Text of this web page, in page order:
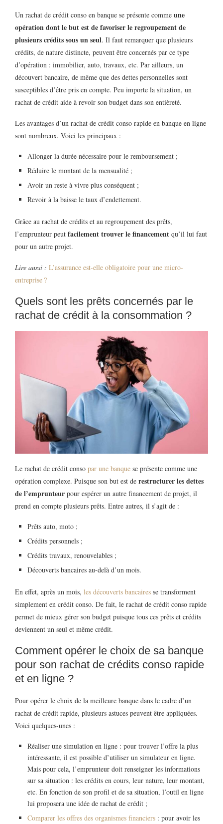
Un rachat de crédit conso en banque se présente comme une
opération dont le but est de favoriser le regroupement de
plusieurs crédits sous un seul. Il faut remarquer que plusieurs
crédits, de nature distincte, peuvent être concernés par ce type
d’opération : immobilier, auto, travaux, etc. Par ailleurs, un
découvert bancaire, de même que des dettes personnelles sont
susceptibles d’être pris en compte. Peu importe la situation, un
rachat de crédit aide à revoir son budget dans son entièreté.
Les avantages d’un rachat de crédit conso rapide en banque en ligne
sont nombreux. Voici les principaux :
Allonger la durée nécessaire pour le remboursement ;
Réduire le montant de la mensualité ;
Avoir un reste à vivre plus conséquent ;
Revoir à la baisse le taux d’endettement.
Grâce au rachat de crédits et au regroupement des prêts,
l’emprunteur peut facilement trouver le financement qu’il lui faut
pour un autre projet.
Lire aussi : L’assurance est-elle obligatoire pour une micro-
entreprise ?
Quels sont les prêts concernés par le
rachat de crédit à la consommation ?
Le rachat de crédit conso par une banque se présente comme une
opération complexe. Puisque son but est de restructurer les dettes
de l’emprunteur pour espérer un autre financement de projet, il
prend en compte plusieurs prêts. Entre autres, il s’agit de :
Prêts auto, moto ;
Crédits personnels ;
Crédits travaux, renouvelables ;
Découverts bancaires au-delà d’un mois.
En effet, après un mois, les découverts bancaires se transforment
simplement en crédit conso. De fait, le rachat de crédit conso rapide
permet de mieux gérer son budget puisque tous ces prêts et crédits
deviennent un seul et même crédit.
Comment opérer le choix de sa banque
pour son rachat de crédits conso rapide
et en ligne ?
Pour opérer le choix de la meilleure banque dans le cadre d’un
rachat de crédit rapide, plusieurs astuces peuvent être appliquées.
Voici quelques-unes :
Réaliser une simulation en ligne : pour trouver l’offre la plus
intéressante, il est possible d’utiliser un simulateur en ligne.
Mais pour cela, l’emprunteur doit renseigner les informations
sur sa situation : les crédits en cours, leur nature, leur montant,
etc. En fonction de son profil et de sa situation, l’outil en ligne
lui proposera une idée de rachat de crédit ;
Comparer les offres des organismes financiers : pour avoir les